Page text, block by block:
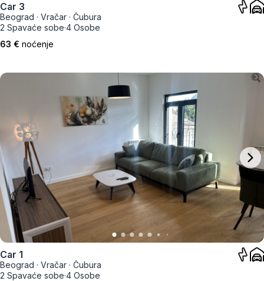
Car 3
Beograd · Vračar · Čubura
2 Spavaće sobe·4 Osobe
63 € noćenje
Car 1
Beograd · Vračar · Čubura
2 Spavaće sobe·4 Osobe